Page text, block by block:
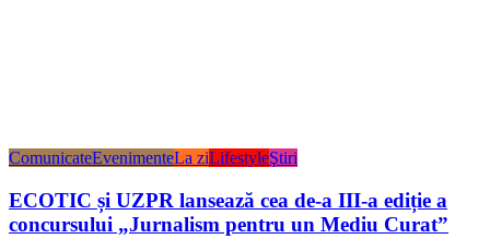
ComunicateEvenimenteLa ziLifestyleŞtiri
ECOTIC și UZPR lansează cea de-a III-a ediție a
concursului „Jurnalism pentru un Mediu Curat”